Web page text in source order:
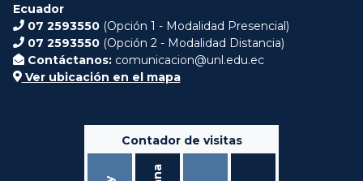
Ecuador
07 2593550 (Opción 1 - Modalidad Presencial)
07 2593550 (Opción 2 - Modalidad Distancia)
Contáctanos: comunicacion@unl.edu.ec
Ver ubicación en el mapa
Contador de visitas